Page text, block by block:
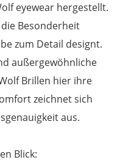
eyewear hergestellt.
Besonderheit
zum Detail designt.
außergewöhnliche
Brillen hier ihre
zeichnet sich
aus.
Blick: